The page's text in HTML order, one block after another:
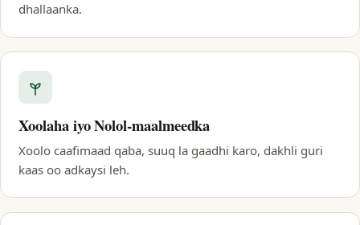
dhallaanka.
Xoolaha iyo Nolol-maalmeedka
Xoolo caafimaad qaba, suuq la gaadhi karo, dakhli guri
kaas oo adkaysi leh.